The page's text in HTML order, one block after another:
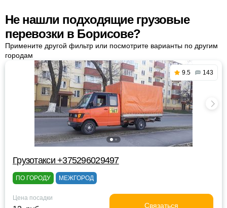
Не нашли подходящие грузовые
перевозки в Борисове?
Примените другой фильтр или посмотрите варианты по другим
городам
9.5 143
Грузотакси +375296029497
ПО ГОРОДУ МЕЖГОРОД
Цена посадки
Связаться